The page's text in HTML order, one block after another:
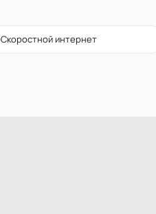
Скоростной интернет